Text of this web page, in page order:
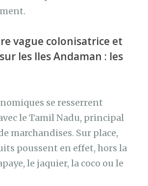
vague colonisatrice et
les Iles Andaman : les
se resserrent
le Tamil Nadu, principal
marchandises. Sur place,
poussent en effet, hors la
le jaquier, la coco ou le